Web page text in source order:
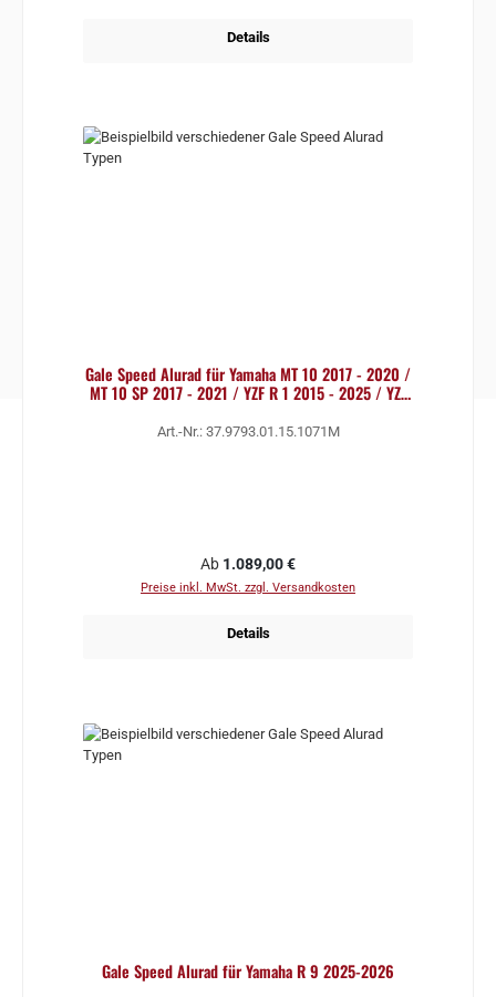
Details
Gale Speed Alurad für Yamaha MT 10 2017 - 2020 /
MT 10 SP 2017 - 2021 / YZF R 1 2015 - 2025 / YZF
Art.-Nr.: 37.9793.01.15.1071M
Regulärer Preis:
Ab 1.089,00 €
Preise inkl. MwSt. zzgl. Versandkosten
Details
Gale Speed Alurad für Yamaha R 9 2025-2026